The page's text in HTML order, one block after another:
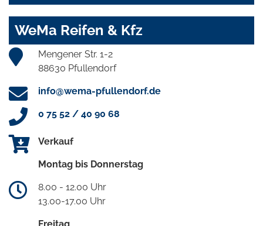
WeMa Reifen & Kfz
Mengener Str. 1-2
88630 Pfullendorf
info@wema-pfullendorf.de
0 75 52 / 40 90 68
Verkauf
Montag bis Donnerstag
8.00 - 12.00 Uhr
13.00-17.00 Uhr